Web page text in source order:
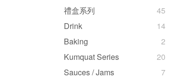
禮盒系列
45
Drink
14
Baking
2
Kumquat Series
20
Sauces / Jams
7